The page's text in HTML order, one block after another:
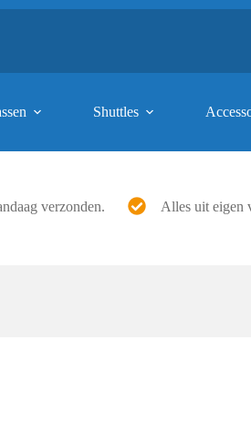
Shuttles
verzonden. Alles uit eigen